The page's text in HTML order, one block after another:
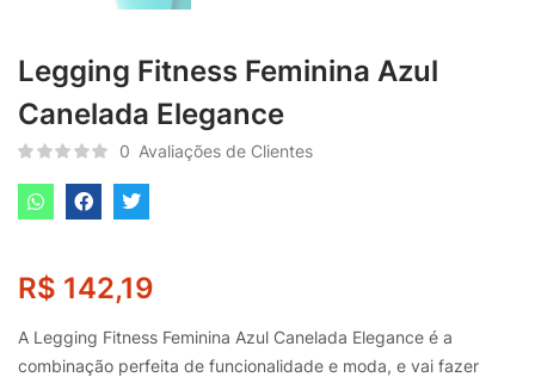
Legging Fitness Feminina Azul
Canelada Elegance
0 Avaliações de Clientes
R$ 142,19
A Legging Fitness Feminina Azul Canelada Elegance é a
combinação perfeita de funcionalidade e moda, e vai fazer